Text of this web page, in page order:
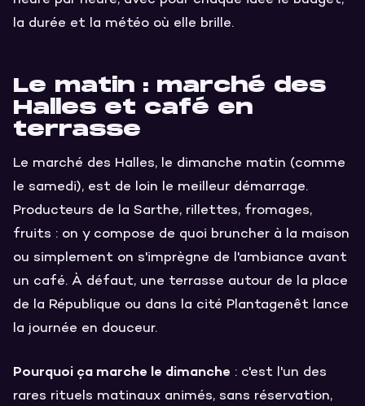
la durée et la météo où elle brille.
Le matin : marché des
Halles et café en
terrasse
Le marché des Halles, le dimanche matin (comme
le samedi), est de loin le meilleur démarrage.
Producteurs de la Sarthe, rillettes, fromages,
fruits : on y compose de quoi bruncher à la maison
ou simplement on s'imprègne de l'ambiance avant
un café. À défaut, une terrasse autour de la place
de la République ou dans la cité Plantagenêt lance
la journée en douceur.
Pourquoi ça marche le dimanche : c'est l'un des
rares rituels matinaux animés, sans réservation,